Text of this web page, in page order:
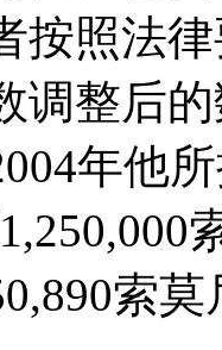
按照法
调整后
年他
索莫